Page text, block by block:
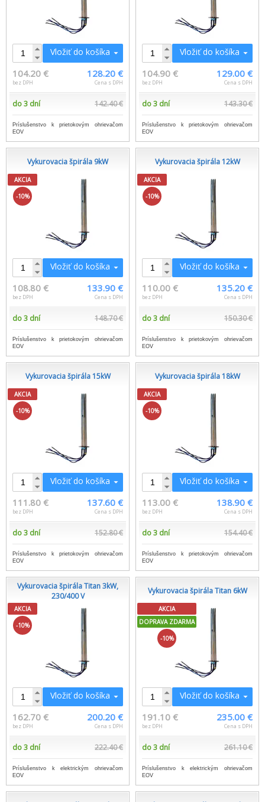
Vložiť do košíka
104.20 €
bez DPH
128.20 €
Cena s DPH
do 3 dní 142.40 €
Príslušenstvo k prietokovým ohrievačom
EOV
Vložiť do košíka
104.90 €
bez DPH
129.00 €
Cena s DPH
do 3 dní 143.30 €
Príslušenstvo k prietokovým ohrievačom
EOV
Vykurovacia špirála 9kW
AKCIA
-10%
Vložiť do košíka
108.80 €
bez DPH
133.90 €
Cena s DPH
do 3 dní 148.70 €
Príslušenstvo k prietokovým ohrievačom
EOV
Vykurovacia špirála 12kW
AKCIA
-10%
Vložiť do košíka
110.00 €
bez DPH
135.20 €
Cena s DPH
do 3 dní 150.30 €
Príslušenstvo k prietokovým ohrievačom
EOV
Vykurovacia špirála 15kW
AKCIA
-10%
Vložiť do košíka
111.80 €
bez DPH
137.60 €
Cena s DPH
do 3 dní 152.80 €
Príslušenstvo k prietokovým ohrievačom
EOV
Vykurovacia špirála 18kW
AKCIA
-10%
Vložiť do košíka
113.00 €
bez DPH
138.90 €
Cena s DPH
do 3 dní 154.40 €
Príslušenstvo k prietokovým ohrievačom
EOV
Vykurovacia špirála Titan 3kW,
230/400 V
AKCIA
-10%
Vložiť do košíka
162.70 €
bez DPH
200.20 €
Cena s DPH
do 3 dní 222.40 €
Príslušenstvo k elektrickým ohrievačom
EOV
Vykurovacia špirála Titan 6kW
AKCIA
DOPRAVA ZDARMA
-10%
Vložiť do košíka
191.10 €
bez DPH
235.00 €
Cena s DPH
do 3 dní 261.10 €
Príslušenstvo k elektrickým ohrievačom
EOV